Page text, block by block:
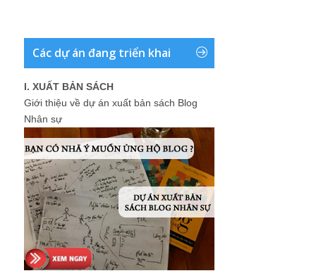
Các dự án đang triển khai
I. XUẤT BẢN SÁCH
Giới thiệu về dự án xuất bản sách Blog
Nhân sự